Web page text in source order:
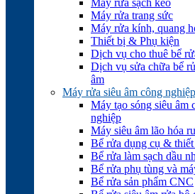
Máy rửa sạch keo
Máy rửa trang sức
Máy rửa kính, quang
Thiết bị & Phụ kiện
Dịch vụ cho thuê bể
Dịch vụ sửa chữa bể
âm
Máy rửa siêu âm công nghiệp
Máy tạo sóng siêu âm
nghiệp
Máy siêu âm lão hóa
Bể rửa dụng cụ &
Bể rửa làm sạch dầu
Bể rửa phụ tùng và
Bể rửa sản phẩm CNC